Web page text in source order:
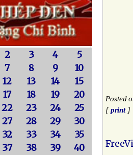
2 3 4
5
7 8 9
10
12 13 14
15
17 18 19
20
22 23 24
25
27 28 29
30
32 33 34
35
37 38 39
40
Posted
[print]